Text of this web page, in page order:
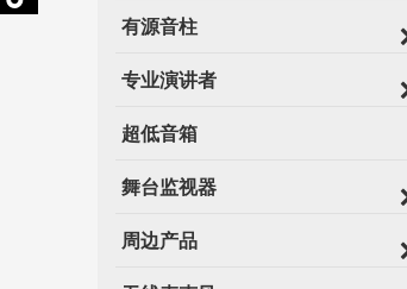
有源音柱
专业演讲者
超低音箱
舞台监视器
周边产品